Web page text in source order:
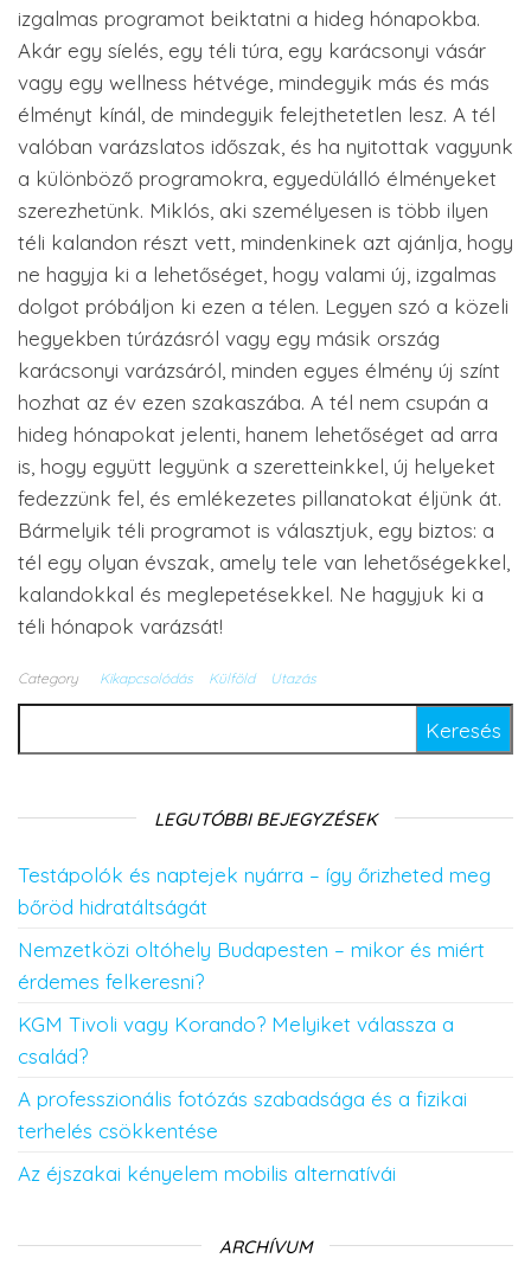
izgalmas programot beiktatni a hideg hónapokba.
Akár egy síelés, egy téli túra, egy karácsonyi vásár
vagy egy wellness hétvége, mindegyik más és más
élményt kínál, de mindegyik felejthetetlen lesz. A tél
valóban varázslatos időszak, és ha nyitottak vagyunk
a különböző programokra, egyedülálló élményeket
szerezhetünk. Miklós, aki személyesen is több ilyen
téli kalandon részt vett, mindenkinek azt ajánlja, hogy
ne hagyja ki a lehetőséget, hogy valami új, izgalmas
dolgot próbáljon ki ezen a télen. Legyen szó a közeli
hegyekben túrázásról vagy egy másik ország
karácsonyi varázsáról, minden egyes élmény új színt
hozhat az év ezen szakaszába. A tél nem csupán a
hideg hónapokat jelenti, hanem lehetőséget ad arra
is, hogy együtt legyünk a szeretteinkkel, új helyeket
fedezzünk fel, és emlékezetes pillanatokat éljünk át.
Bármelyik téli programot is választjuk, egy biztos: a
tél egy olyan évszak, amely tele van lehetőségekkel,
kalandokkal és meglepetésekkel. Ne hagyjuk ki a
téli hónapok varázsát!
Category Kikapcsolódás Külföld Utazás
LEGUTÓBBI BEJEGYZÉSEK
Testápolók és naptejek nyárra – így őrizheted meg
bőröd hidratáltságát
Nemzetközi oltóhely Budapesten – mikor és miért
érdemes felkeresni?
KGM Tivoli vagy Korando? Melyiket válassza a
család?
A professzionális fotózás szabadsága és a fizikai
terhelés csökkentése
Az éjszakai kényelem mobilis alternatívái
ARCHÍVUM